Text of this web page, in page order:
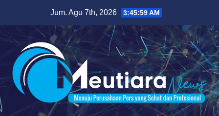
content
Jum. Agu 7th, 2026 3:46:00 AM